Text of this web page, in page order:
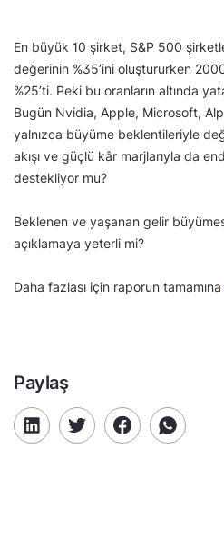
En büyük 10 şirket, S&P 500
değerinin %35’ini oluştururken
%25’ti. Peki bu oranların altında
Bugün Nvidia, Apple, Microsoft,
yalnızca büyüme beklentileriyle
akışı ve güçlü kâr marjlarıyla da
destekliyor mu?
Beklenen ve yaşanan gelir
açıklamaya yeterli mi?
Daha fazlası için raporun tamamına
Paylaş